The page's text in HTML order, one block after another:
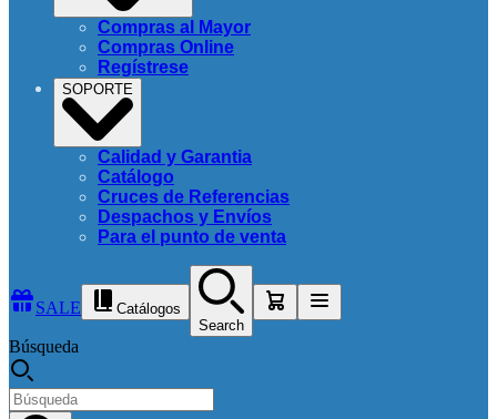
Compras al Mayor
Compras Online
Regístrese
SOPORTE
Calidad y Garantia
Catálogo
Cruces de Referencias
Despachos y Envíos
Para el punto de venta
SALE
Catálogos
Search
Búsqueda